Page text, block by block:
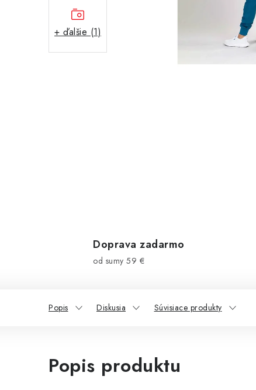
+ ďalšie (1)
Doprava zadarmo
od sumy 59 €
Popis Diskusia Súvisiace produkty
Popis produktu